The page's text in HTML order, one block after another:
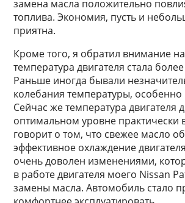
замена масла положительно
топлива. Экономия, пусть и
приятна.
Кроме того, я обратил внимание
температура двигателя стала
Раньше иногда бывали
колебания температуры, особенно
Сейчас же температура двигателя
оптимальном уровне практически
говорит о том, что свежее масло
эффективное охлаждение
очень доволен изменениями,
в работе двигателя моего Nissan
замены масла. Автомобиль стало